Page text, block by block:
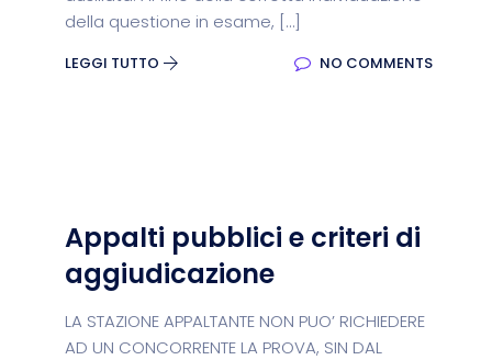
della questione in esame, […]
LEGGI TUTTO NO COMMENTS
Appalti pubblici e criteri di
aggiudicazione
LA STAZIONE APPALTANTE NON PUO’ RICHIEDERE
AD UN CONCORRENTE LA PROVA, SIN DAL